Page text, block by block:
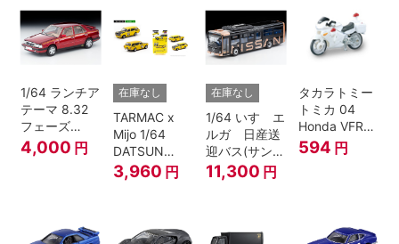
1/64 ランチア
テーマ 8.32
フェーズ
I（赤）
4,000 円
在庫なし
TARMAC x
Mijo 1/64
DATSUN
BLUEBIRD
510 WAGON
EDITION.
3,960 円
在庫なし
1/64 いすゞエ
ルガ 日産送
迎バス(サンラ
イズカッパー
M/ 黒）
11,300 円
タカラトミー
トミカ 04
Honda VFR
白バイ SCALE
594 円